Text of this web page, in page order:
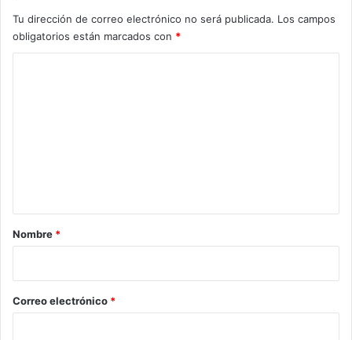
Tu dirección de correo electrónico no será publicada. Los campos
obligatorios están marcados con *
r
*
Nombre *
Correo electrónico *